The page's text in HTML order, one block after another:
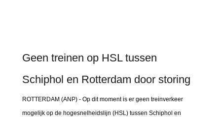
Geen treinen op HSL tussen
Schiphol en Rotterdam door storing
ROTTERDAM (ANP) - Op dit moment is er geen treinverkeer
mogelijk op de hogesnelheidslijn (HSL) tussen Schiphol en